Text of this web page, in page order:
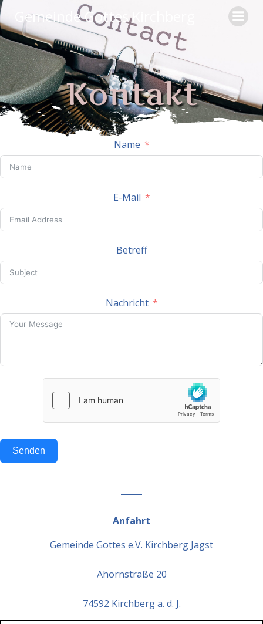
Inhalt
springen
Gemeinde Gottes Kirchberg
Kontakt
Name
E-Mail
Betreff
Nachricht
Senden
Anfahrt
Gemeinde Gottes e.V. Kirchberg Jagst
Ahornstraße 20
74592 Kirchberg a. d. J.